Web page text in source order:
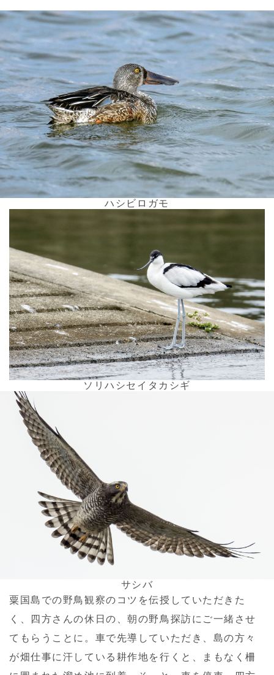
ハシビロガモ
ソリハシセイタカシギ
サシバ
粟国島での野鳥観察のコツを伝授していただきた
く、四方さんの休日の、朝の野鳥探訪にご一緒させ
てもらうことに。車で先導していただき、島の方々
が畑仕事に汗している耕作地を行くと、まもなく柵